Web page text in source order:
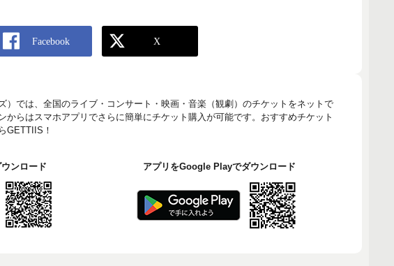
）では、全国のライブ・コンサート・映画・音楽（観劇）のチケットをネットで
からはスマホアプリでさらに簡単にチケット購入が可能です。おすすめチケット
GETTIIS！
ンロード アプリをGoogle Playでダウンロード